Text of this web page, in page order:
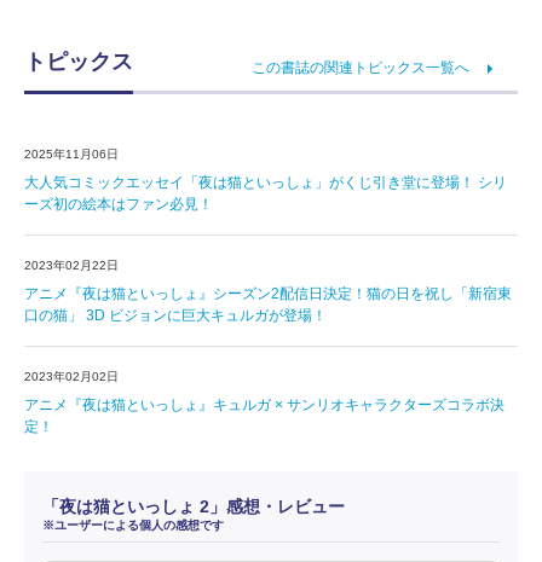
トピックス この書誌の関連トピックス一覧へ
2025年11月06日
大人気コミックエッセイ「夜は猫といっしょ」がくじ引き堂に登場！ シリ
ーズ初の絵本はファン必見！
2023年02月22日
アニメ『夜は猫といっしょ』シーズン2配信日決定！猫の日を祝し「新宿東
口の猫」 3D ビジョンに巨大キュルガが登場！
2023年02月02日
アニメ『夜は猫といっしょ』キュルガ × サンリオキャラクターズコラボ決
定！
「夜は猫といっしょ 2」感想・レビュー
※ユーザーによる個人の感想です